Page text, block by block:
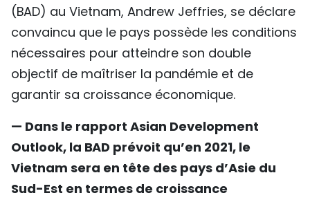
中文
РУССКИЙ
ESPAÑOL
(BAD) au Vietnam, Andrew Jeffries, se déclare
convaincu que le pays possède les conditions
nécessaires pour atteindre son double
objectif de maîtriser la pandémie et de
garantir sa croissance économique.
— Dans le rapport Asian Development
Outlook, la BAD prévoit qu’en 2021, le
Vietnam sera en tête des pays d’Asie du
Sud-Est en termes de croissance